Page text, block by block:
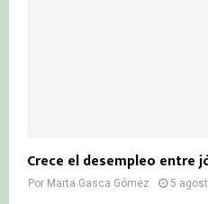
Crece el desempleo entre
Por Marta Gasca Gómez 5